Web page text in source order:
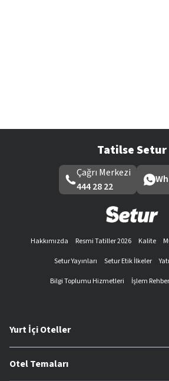
Tatilse Setur
Çağrı Merkezi
444 28 22
Hakkımızda Resmi Tatiller 2026 Kalite
Setur Yayınları
Setur Etik İlkeler
Bilgi Toplumu Hizmetleri
İşlem
Yurt İçi Oteller
Otel Temaları